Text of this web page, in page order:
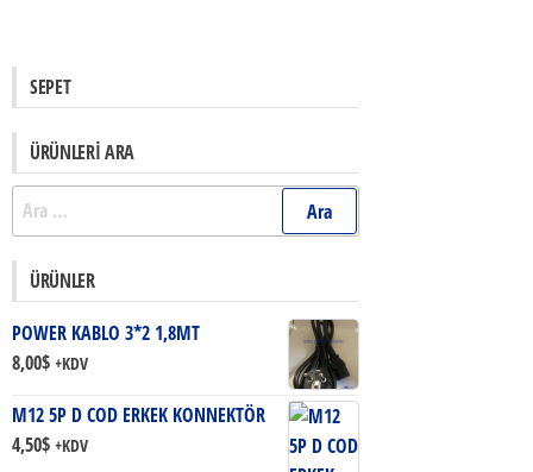
SEPET
ÜRÜNLERI ARA
Arama:
ÜRÜNLER
POWER KABLO 3*2 1,8MT
8,00$ +KDV
M12 5P D COD ERKEK KONNEKTÖR
4,50$ +KDV